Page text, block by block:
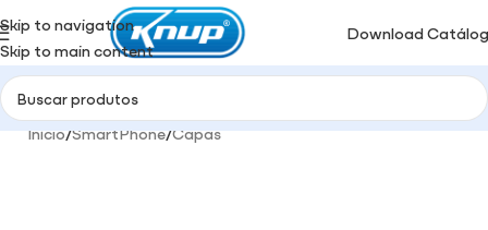
Skip to navigation
Skip to main content
Download
Início/SmartPhone/Capas